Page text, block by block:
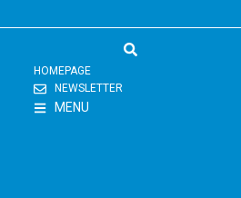
HOMEPAGE
NEWSLETTER
MENU